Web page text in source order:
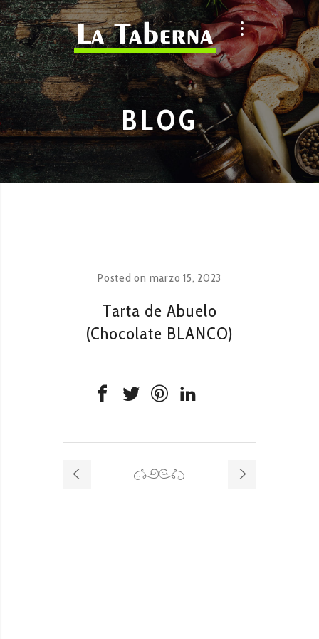
BLOG
Posted on marzo 15, 2023
Tarta de Abuelo
(Chocolate BLANCO)